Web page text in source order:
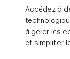
Accédez à
à gérer les
et simplifier